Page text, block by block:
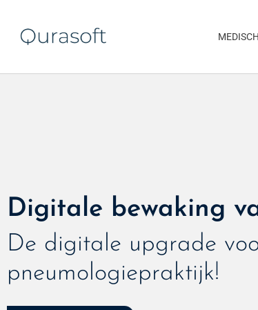
Digitale bewaking
De digitale upgrade
pneumologiepraktijk!